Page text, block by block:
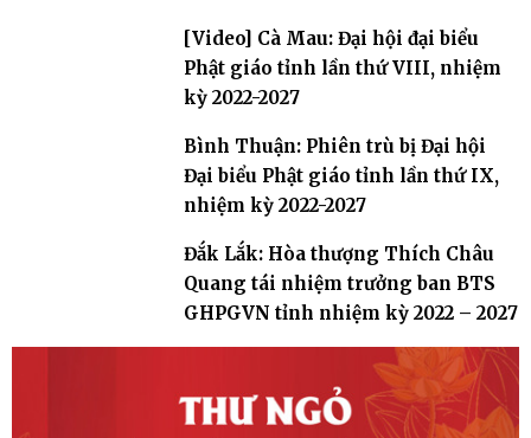
[Video] Cà Mau: Đại hội đại biểu
Phật giáo tỉnh lần thứ VIII, nhiệm
kỳ 2022-2027
Bình Thuận: Phiên trù bị Đại hội
Đại biểu Phật giáo tỉnh lần thứ IX,
nhiệm kỳ 2022-2027
Đắk Lắk: Hòa thượng Thích Châu
Quang tái nhiệm trưởng ban BTS
GHPGVN tỉnh nhiệm kỳ 2022 – 2027